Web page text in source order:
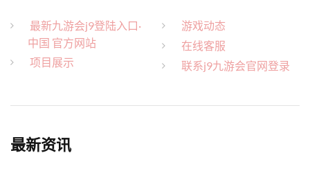
最新九游会j9登陆入口·
中国 官方网站
项目展示
游戏动态
在线客服
联系j9九游会官网登录
最新资讯